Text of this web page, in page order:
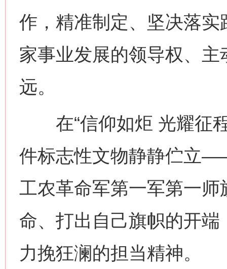
作，精准制定、坚决落
家事业发展的领导权、
远。
在“信仰如炬 光耀征程
件标志性文物静静伫立
工农革命军第一军第一
命、打出自己旗帜的开
力挽狂澜的担当精神。